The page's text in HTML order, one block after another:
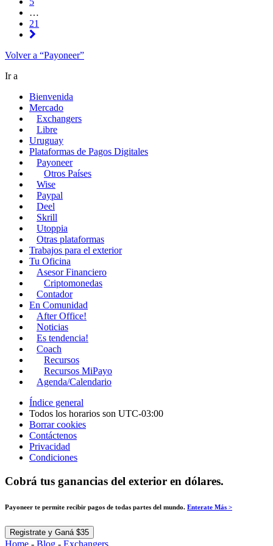
…
21
Volver a “Payoneer”
Ir a
Bienvenida
Mercado
Exchangers
Libre
Uruguay
Plataformas de Pagos Digitales
Payoneer
Otros Países
Wise
Paypal
Deel
Skrill
Utoppia
Otras plataformas
Trabajos para el exterior
Tu Oficina
Asesor Financiero
Criptomonedas
Contador
En Comunidad
After Office!
Noticias
Es tendencia!
Coach
Recursos
Recursos MiPayo
Agenda/Calendario
Índice general
Todos los horarios son UTC-03:00
Borrar cookies
Contáctenos
Privacidad
Condiciones
Cobrá tus ganancias del exterior en dólares.
Payoneer te permite recibir pagos de todas partes del mundo. Enterate Más >
Registrate y Ganá $35
Home - Blog - Exchangers